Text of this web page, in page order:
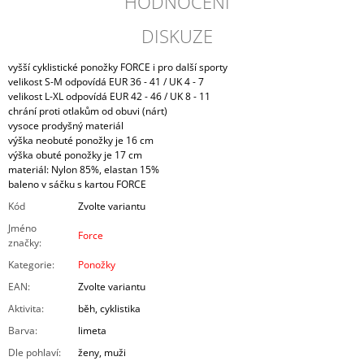
DISKUZE
vyšší cyklistické ponožky FORCE i pro další sporty
velikost S-M odpovídá EUR 36 - 41 / UK 4 - 7
velikost L-XL odpovídá EUR 42 - 46 / UK 8 - 11
chrání proti otlakům od obuvi (nárt)
vysoce prodyšný materiál
výška neobuté ponožky je 16 cm
výška obuté ponožky je 17 cm
materiál: Nylon 85%, elastan 15%
baleno v sáčku s kartou FORCE
Kód
Zvolte variantu
Jméno
značky:
Force
Kategorie:
Ponožky
EAN:
Zvolte variantu
Aktivita:
běh, cyklistika
Barva:
limeta
Dle pohlaví:
ženy, muži